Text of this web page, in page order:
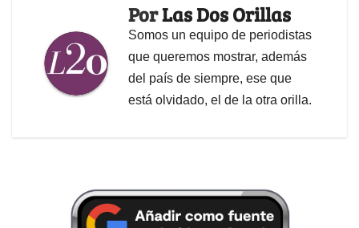
PorLas Dos Orillas
Somos un equipo de periodistas
que queremos mostrar, además
del país de siempre, ese que
está olvidado, el de la otra orilla.